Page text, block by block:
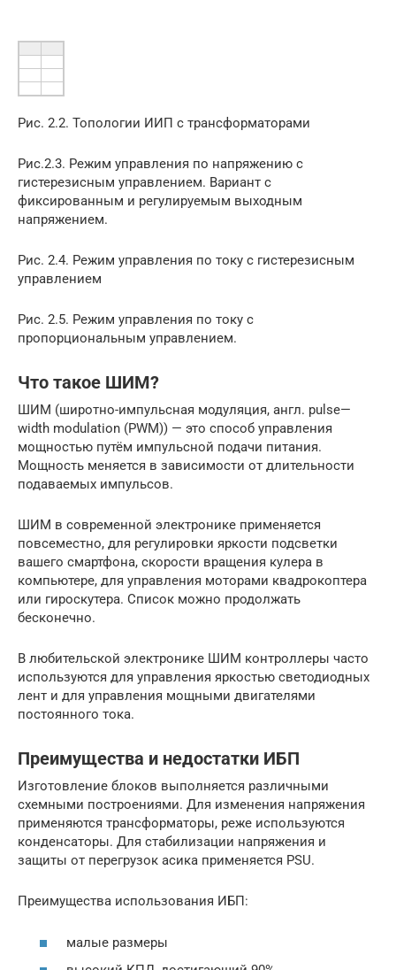
Рис. 2.2. Топологии ИИП с трансформаторами
Рис.2.3. Режим управления по напряжению с
гистерезисным управлением. Вариант с
фиксированным и регулируемым выходным
напряжением.
Рис. 2.4. Режим управления по току с гистерезисным
управлением
Рис. 2.5. Режим управления по току с
пропорциональным управлением.
Что такое ШИМ?
ШИМ (широтно-импульсная модуляция, англ. pulse—
width modulation (PWM)) — это способ управления
мощностью путём импульсной подачи питания.
Мощность меняется в зависимости от длительности
подаваемых импульсов.
ШИМ в современной электронике применяется
повсеместно, для регулировки яркости подсветки
вашего смартфона, скорости вращения кулера в
компьютере, для управления моторами квадрокоптера
или гироскутера. Cписок можно продолжать
бесконечно.
В любительской электронике ШИМ контроллеры часто
используются для управления яркостью светодиодных
лент и для управления мощными двигателями
постоянного тока.
Преимущества и недостатки ИБП
Изготовление блоков выполняется различными
схемными построениями. Для изменения напряжения
применяются трансформаторы, реже используются
конденсаторы. Для стабилизации напряжения и
защиты от перегрузок асика применяется PSU.
Преимущества использования ИБП:
малые размеры